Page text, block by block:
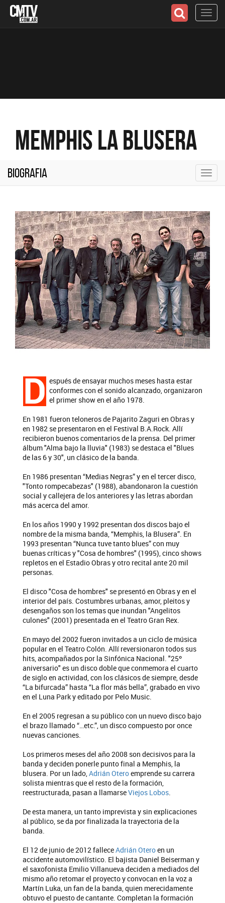
Memphis La Blusera
Biografia
D espués de ensayar muchos meses hasta estar
conformes con el sonido alcanzado, organizaron
el primer show en el año 1978.
En 1981 fueron teloneros de Pajarito Zaguri en Obras y
en 1982 se presentaron en el Festival B.A.Rock. Allí
recibieron buenos comentarios de la prensa. Del primer
álbum "Alma bajo la lluvia" (1983) se destaca el "Blues
de las 6 y 30", un clásico de la banda.
En 1986 presentan “Medias Negras” y en el tercer disco,
"Tonto rompecabezas" (1988), abandonaron la cuestión
social y callejera de los anteriores y las letras abordan
más acerca del amor.
En los años 1990 y 1992 presentan dos discos bajo el
nombre de la misma banda, “Memphis, la Blusera”. En
1993 presentan “Nunca tuve tanto blues” con muy
buenas críticas y "Cosa de hombres" (1995), cinco shows
repletos en el Estadio Obras y otro recital ante 20 mil
personas.
El disco "Cosa de hombres" se presentó en Obras y en el
interior del país. Costumbres urbanas, amor, pleitos y
desengaños son los temas que inundan "Angelitos
culones" (2001) presentada en el Teatro Gran Rex.
En mayo del 2002 fueron invitados a un ciclo de música
popular en el Teatro Colón. Allí reversionaron todos sus
hits, acompañados por la Sinfónica Nacional. "25º
aniversario" es un disco doble que conmemora el cuarto
de siglo en actividad, con los clásicos de siempre, desde
“La bifurcada” hasta “La flor más bella”, grabado en vivo
en el Luna Park y editado por Pelo Music.
En el 2005 regresan a su público con un nuevo disco bajo
el brazo llamado “…etc.”, un disco compuesto por once
nuevas canciones.
Los primeros meses del año 2008 son decisivos para la
banda y deciden ponerle punto final a Memphis, la
blusera. Por un lado,Adrián Oteroemprende su carrera
solista mientras que el resto de la formación,
reestructurada, pasan a llamarseViejos Lobos.
De esta manera, un tanto imprevista y sin explicaciones
al público, se da por finalizada la trayectoria de la
banda.
El 12 de junio de 2012 falleceAdrián Oteroen un
accidente automovilístico. El bajista Daniel Beiserman y
el saxofonista Emilio Villanueva deciden a mediados del
mismo año retomar el proyecto y convocan en la voz a
Martín Luka, un fan de la banda, quien merecidamente
obtuvo el puesto de cantante. Completan la formación